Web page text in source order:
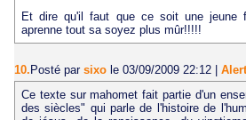
Et dire qu'il faut que ce soit une jeune
aprenne tout sa soyez plus mûr!!!!!
10. Posté par sixo le 03/09/2009 22:12
Ce texte sur mahomet fait partie d'un
des siècles" qui parle de l'histoire de